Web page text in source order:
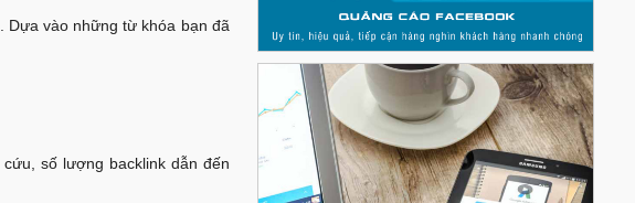
Dựa vào những từ khóa bạn đã
số lượng backlink dẫn đến